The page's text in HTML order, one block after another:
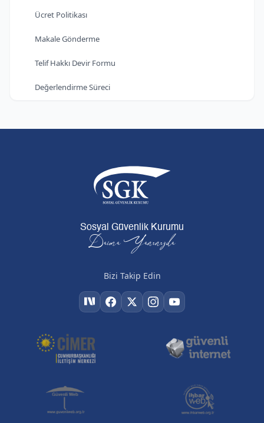
Ücret Politikası
Makale Gönderme
Telif Hakkı Devir Formu
Değerlendirme Süreci
Sosyal Güvenlik Kurumu
Daima Yanınızda
Bizi Takip Edin